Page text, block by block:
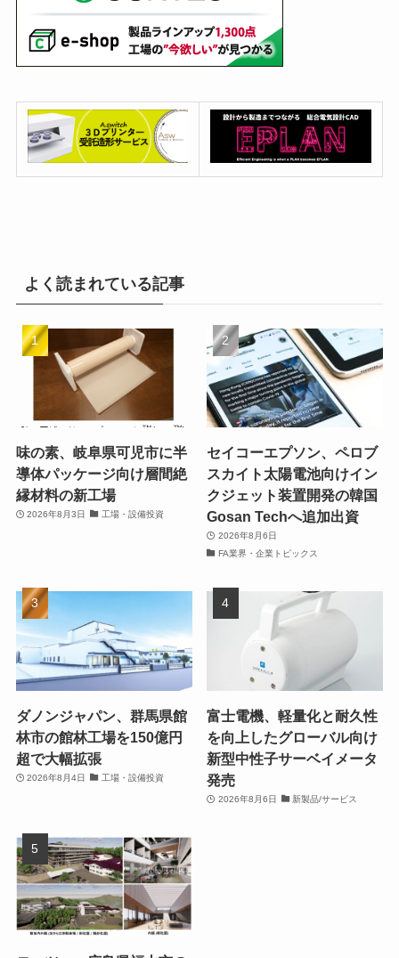
よく読まれている記事
味の素、岐阜県可児市に半
導体パッケージ向け層間絶
縁材料の新工場
2026年8月3日 工場・設備投資
セイコーエプソン、ペロブ
スカイト太陽電池向けイン
クジェット装置開発の韓国
Gosan Techへ追加出資
2026年8月6日
FA業界・企業トピックス
ダノンジャパン、群馬県館
林市の館林工場を150億円
超で大幅拡張
2026年8月4日 工場・設備投資
富士電機、軽量化と耐久性
を向上したグローバル向け
新型中性子サーベイメータ
発売
2026年8月6日 新製品/サービス